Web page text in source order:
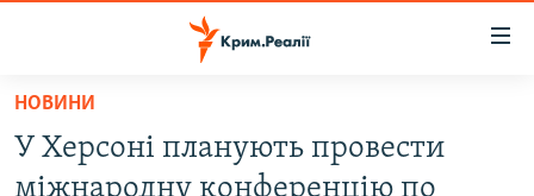
Перейти
основного
матеріалу
ВОДА.КРИМ
НОВИНИ
У Херсоні планують провести
міжнародну конференцію по